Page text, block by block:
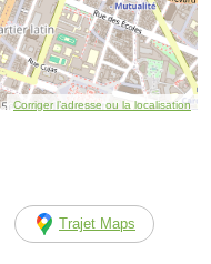
Corriger l’adresse ou la localisation
Trajet Maps